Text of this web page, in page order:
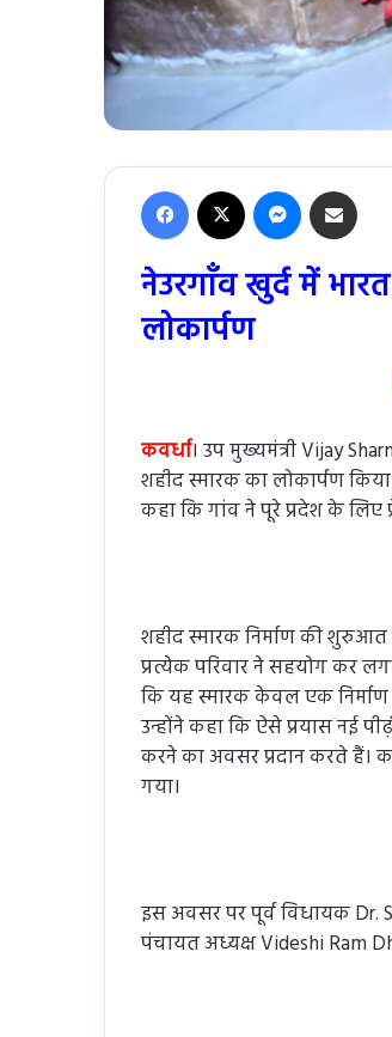
Facebook Messenger
नेउरगाँव खुर्द में
लोकार्पण
कवर्धा। उप मुख्यमंत्री Vijay
शहीद स्मारक का लोकार्पण
कहा कि गांव ने पूरे प्रदेश के लिए
शहीद स्मारक निर्माण की
प्रत्येक परिवार ने सहयोग कर
कि यह स्मारक केवल एक निर्माण
उन्होंने कहा कि ऐसे प्रयास नई
करने का अवसर प्रदान करते हैं।
गया।
इस अवसर पर पूर्व विधायक Dr.
पंचायत अध्यक्ष Videshi Ram